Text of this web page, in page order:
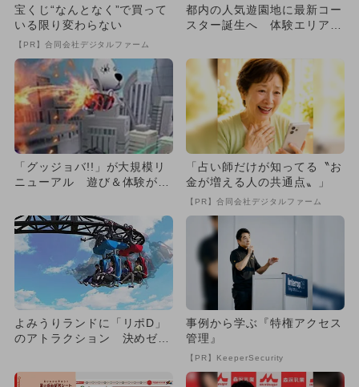
宝くじ“なんとなく”で買って
いる限り変わらない
【PR】合同会社デジタルファーム
都内の人気遊園地に最新コー
スター誕生へ 体験エリアも
「グッジョバ!!」が大規模リ
ニューアル 遊び＆体験が大
「占い師だけが知ってる〝お
金が増える人の共通点〟」
【PR】合同会社デジタルファーム
よみうりランドに「リポD」
のアトラクション 決めゼリ
事例から学ぶ『特権アクセス
管理』
【PR】KeeperSecurity